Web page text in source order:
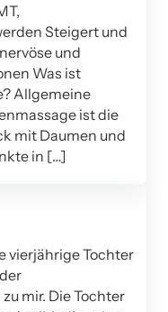
Steigert und
und
Was ist
Allgemeine
ist die
mit Daumen und
in […]
vierjährige Tochter
mir. Die Tochter